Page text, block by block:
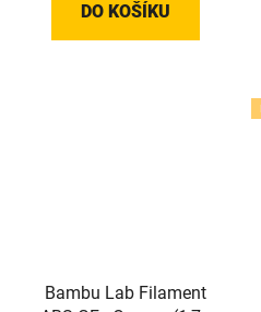
DO KOŠÍKU
Bambu Lab Filament